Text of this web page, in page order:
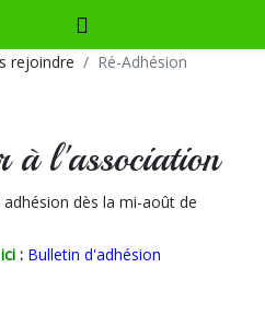
rejoindre Ré-Adhésion
à l'association
dès la mi-août de
: Bulletin d'adhésion